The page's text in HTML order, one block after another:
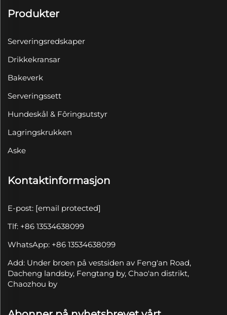
Produkter
Serveringsredskaper
Drikkekransar
Bakeverk
Serveringssett
Hundeskål & Fôringsutstyr
Lagringskrukken
Aske
Kontaktinformasjon
E-post: [email protected]
Tlf: +86 13534638099
WhatsApp: +86 13534638099
Add: Under broen på vestsiden av Feng'an Road,
Dacheng landsby, Fengtang by, Chao'an distrikt,
Chaozhou by